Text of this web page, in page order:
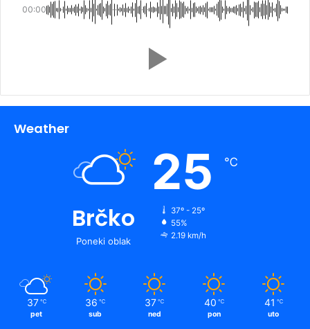
00:00
Weather
Brčko
Poneki oblak
25 ℃
37º - 25º
55%
2.19 km/h
37 ℃
pet
36 ℃
sub
37 ℃
ned
40 ℃
pon
41 ℃
uto